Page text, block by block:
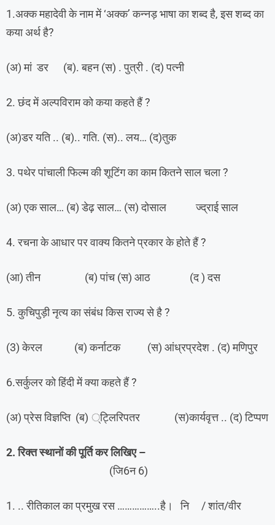
1.अक्क महादेवी के नाम में ‘अक्क’ कन्नड़ भाषा का शब्द है, इस शब्द का
कया अर्थ है?
(अ) मां डर (ब). बहन (स) . पुत्री . (द) पत्नी
2. छंद में अल्पविराम को कया कहते हैं ?
(अ)डर यति .. (ब).. गति. (स).. लय… (द)तुक
3. पथेर पांचाली फिल्म की शूटिंग का काम कितने साल चला ?
(अ) एक साल… (ब) डेढ़ साल… (स) दोसाल ज्द्राई साल
4. रचना के आधार पर वाक्य कितने प्रकार के होते हैं ?
(आ) तीन (ब) पांच (स) आठ (द ) दस
5. कुचिपुड़ी नृत्य का संबंध किस राज्य से है ?
(3) केरल (ब) कर्नाटक (स) आंध्रप्रदेश . (द) मणिपुर
6.सर्कुलर को हिंदी में क्या कहते हैं ?
(अ) प्रेस विज्ञप्ति (ब) ्ट्लिरिपतर (स)कार्यवृत्त .. (द) टिप्पण
2. रिक्त स्थानों की पूर्ति कर लिखिए –
(जि6न 6)
1. .. रीतिकाल का प्रमुख रस ……………..है। नि / शांत/वीर